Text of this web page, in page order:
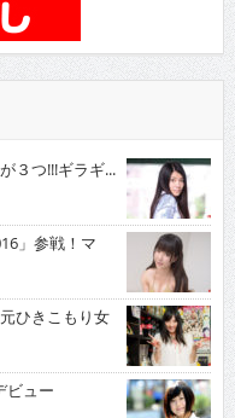
３つ!!!ギラギ...
」参戦！マ
ひきこもり女
ビュー